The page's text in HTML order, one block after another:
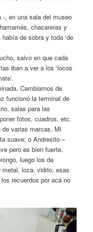
, en una sala del museo
chacareras y
de sobra y toda ‘de
salvo en que cada
iban a ver a los ‘locos
Cambiamos de
funcionó la terminal de
salas para las
fotos, cuadros, etc.
de varias marcas. Mi
suave; o Andresito –
pero es bien fuerte.
luego los de
loza, vidrio, esas
recuerdos por acá no